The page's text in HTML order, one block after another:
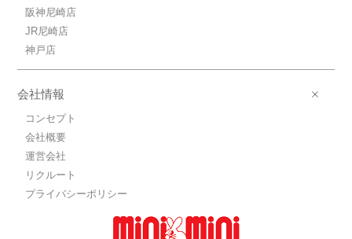
阪神尼崎店
JR尼崎店
神戸店
会社情報
コンセプト
会社概要
運営会社
リクルート
プライバシーポリシー